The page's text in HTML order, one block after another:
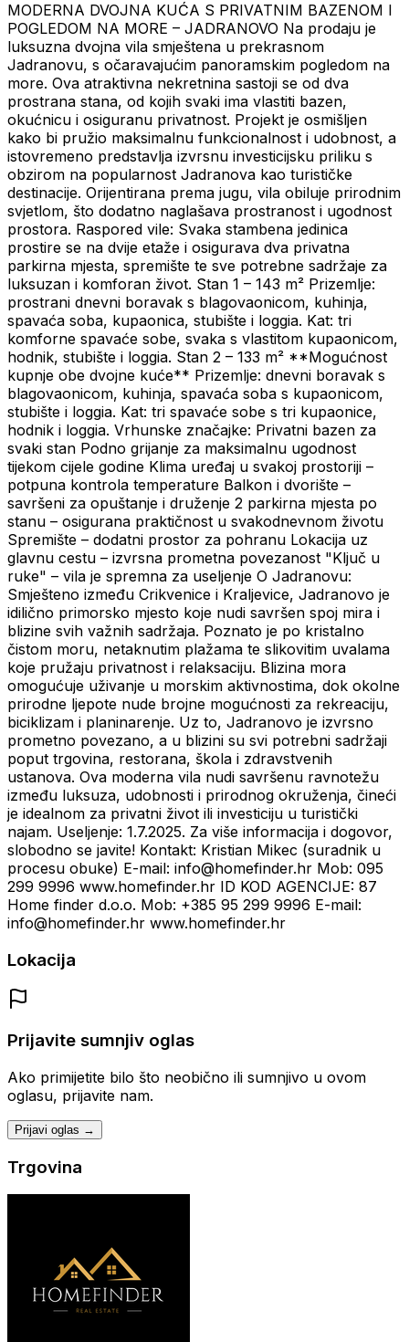
MODERNA DVOJNA KUĆA S PRIVATNIM BAZENOM I
POGLEDOM NA MORE – JADRANOVO Na prodaju je
luksuzna dvojna vila smještena u prekrasnom
Jadranovu, s očaravajućim panoramskim pogledom na
more. Ova atraktivna nekretnina sastoji se od dva
prostrana stana, od kojih svaki ima vlastiti bazen,
okućnicu i osiguranu privatnost. Projekt je osmišljen
kako bi pružio maksimalnu funkcionalnost i udobnost, a
istovremeno predstavlja izvrsnu investicijsku priliku s
obzirom na popularnost Jadranova kao turističke
destinacije. Orijentirana prema jugu, vila obiluje prirodnim
svjetlom, što dodatno naglašava prostranost i ugodnost
prostora. Raspored vile: Svaka stambena jedinica
prostire se na dvije etaže i osigurava dva privatna
parkirna mjesta, spremište te sve potrebne sadržaje za
luksuzan i komforan život. Stan 1 – 143 m² Prizemlje:
prostrani dnevni boravak s blagovaonicom, kuhinja,
spavaća soba, kupaonica, stubište i loggia. Kat: tri
komforne spavaće sobe, svaka s vlastitom kupaonicom,
hodnik, stubište i loggia. Stan 2 – 133 m² **Mogućnost
kupnje obe dvojne kuće** Prizemlje: dnevni boravak s
blagovaonicom, kuhinja, spavaća soba s kupaonicom,
stubište i loggia. Kat: tri spavaće sobe s tri kupaonice,
hodnik i loggia. Vrhunske značajke: Privatni bazen za
svaki stan Podno grijanje za maksimalnu ugodnost
tijekom cijele godine Klima uređaj u svakoj prostoriji –
potpuna kontrola temperature Balkon i dvorište –
savršeni za opuštanje i druženje 2 parkirna mjesta po
stanu – osigurana praktičnost u svakodnevnom životu
Spremište – dodatni prostor za pohranu Lokacija uz
glavnu cestu – izvrsna prometna povezanost "Ključ u
ruke" – vila je spremna za useljenje O Jadranovu:
Smješteno između Crikvenice i Kraljevice, Jadranovo je
idilično primorsko mjesto koje nudi savršen spoj mira i
blizine svih važnih sadržaja. Poznato je po kristalno
čistom moru, netaknutim plažama te slikovitim uvalama
koje pružaju privatnost i relaksaciju. Blizina mora
omogućuje uživanje u morskim aktivnostima, dok okolne
prirodne ljepote nude brojne mogućnosti za rekreaciju,
biciklizam i planinarenje. Uz to, Jadranovo je izvrsno
prometno povezano, a u blizini su svi potrebni sadržaji
poput trgovina, restorana, škola i zdravstvenih
ustanova. Ova moderna vila nudi savršenu ravnotežu
između luksuza, udobnosti i prirodnog okruženja, čineći
je idealnom za privatni život ili investiciju u turistički
najam. Useljenje: 1.7.2025. Za više informacija i dogovor,
slobodno se javite! Kontakt: Kristian Mikec (suradnik u
procesu obuke) E-mail: info@homefinder.hr Mob: 095
299 9996 www.homefinder.hr ID KOD AGENCIJE: 87
Home finder d.o.o. Mob: +385 95 299 9996 E-mail:
info@homefinder.hr www.homefinder.hr
Lokacija
Prijavite sumnjiv oglas
Ako primijetite bilo što neobično ili sumnjivo u ovom
oglasu, prijavite nam.
Prijavi oglas →
Trgovina